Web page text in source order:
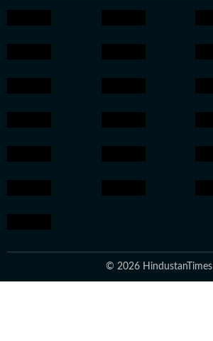
© 2026 HindustanTimes